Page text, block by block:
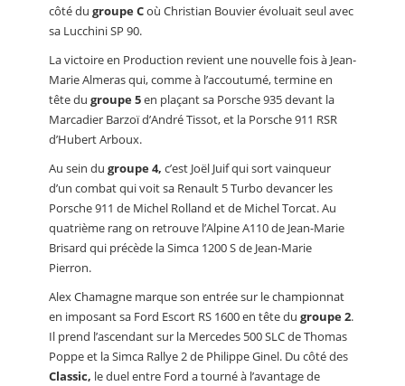
côté du groupe Coù Christian Bouvier évoluait seul avec
sa Lucchini SP 90.
La victoire en Production revient une nouvelle fois à Jean-
Marie Almeras qui, comme à l’accoutumé, termine en
tête du groupe 5en plaçant sa Porsche 935 devant la
Marcadier Barzoï d’André Tissot, et la Porsche 911 RSR
d’Hubert Arboux.
Au sein du groupe 4, c’est Joël Juif qui sort vainqueur
d’un combat qui voit sa Renault 5 Turbo devancer les
Porsche 911 de Michel Rolland et de Michel Torcat. Au
quatrième rang on retrouve l’Alpine A110 de Jean-Marie
Brisard qui précède la Simca 1200 S de Jean-Marie
Pierron.
Alex Chamagne marque son entrée sur le championnat
en imposant sa Ford Escort RS 1600 en tête du groupe 2.
Il prend l’ascendant sur la Mercedes 500 SLC de Thomas
Poppe et la Simca Rallye 2 de Philippe Ginel. Du côté des
Classic, le duel entre Ford a tourné à l’avantage de